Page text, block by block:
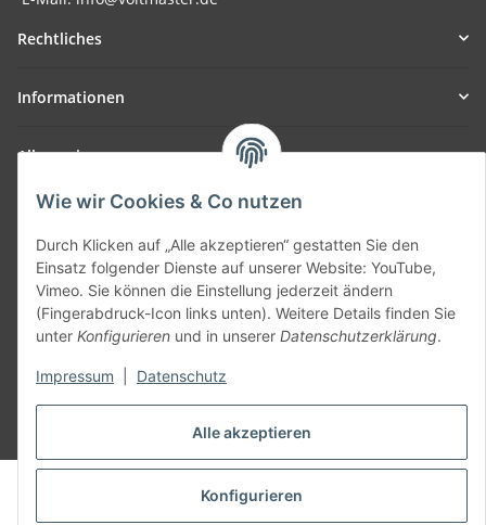
Alle akzeptieren
Konfigurieren
Wie wir Cookies & Co nutzen
Durch Klicken auf „Alle akzeptieren“ gestatten Sie den
Einsatz folgender Dienste auf unserer Website: YouTube,
Vimeo. Sie können die Einstellung jederzeit ändern
(Fingerabdruck-Icon links unten). Weitere Details finden Sie
unter Konfigurieren und in unserer Datenschutzerklärung.
Impressum Datenschutz
Rechtliches
Informationen
Allgemein
Teil unseres Netzwerks:
SmoliTec - Safety. Simplified. Worldwide. ( B2B Shop )
Vertrag widerrufen
* Alle Preise inkl. gesetzlicher USt., zzgl.Versand
© voltmaster.de
Powered byJTL-Shop